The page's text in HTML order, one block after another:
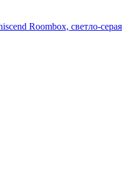
Roombox, светло-серая